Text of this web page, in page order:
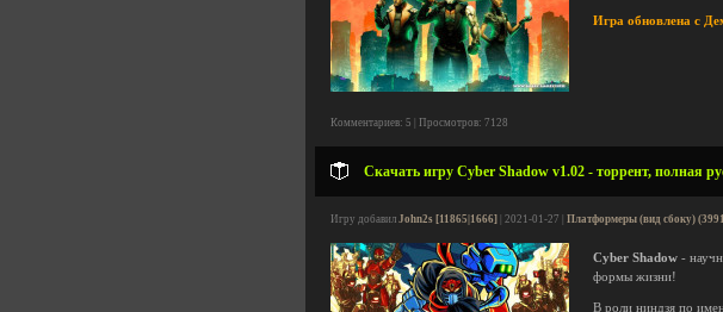
Игра обновлена с
Комментариев: 5 | Просмотров: 7128
Скачать игру Cyber Shadow v1.02 - торрент, полная
Игру добавил John2s [11865|1666] | 2021-01-27 | Платформеры (вид сбоку)
Cyber Shadow -
формы жизни!
В роли ниндзя по